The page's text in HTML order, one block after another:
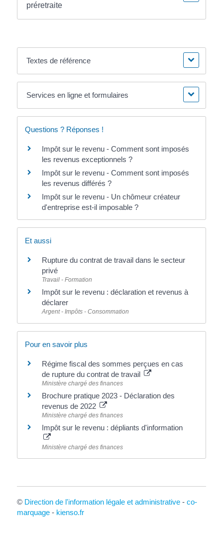
préretraite
Textes de référence
Services en ligne et formulaires
Questions ? Réponses !
Impôt sur le revenu - Comment sont imposés
les revenus exceptionnels ?
Impôt sur le revenu - Comment sont imposés
les revenus différés ?
Impôt sur le revenu - Un chômeur créateur
d'entreprise est-il imposable ?
Et aussi
Rupture du contrat de travail dans le secteur
privé
Travail - Formation
Impôt sur le revenu : déclaration et revenus à
déclarer
Argent - Impôts - Consommation
Pour en savoir plus
Régime fiscal des sommes perçues en cas
de rupture du contrat de travail
Ministère chargé des finances
Brochure pratique 2023 - Déclaration des
revenus de 2022
Ministère chargé des finances
Impôt sur le revenu : dépliants d'information
Ministère chargé des finances
© Direction de l'information légale et administrative- co-
marquage- kienso.fr